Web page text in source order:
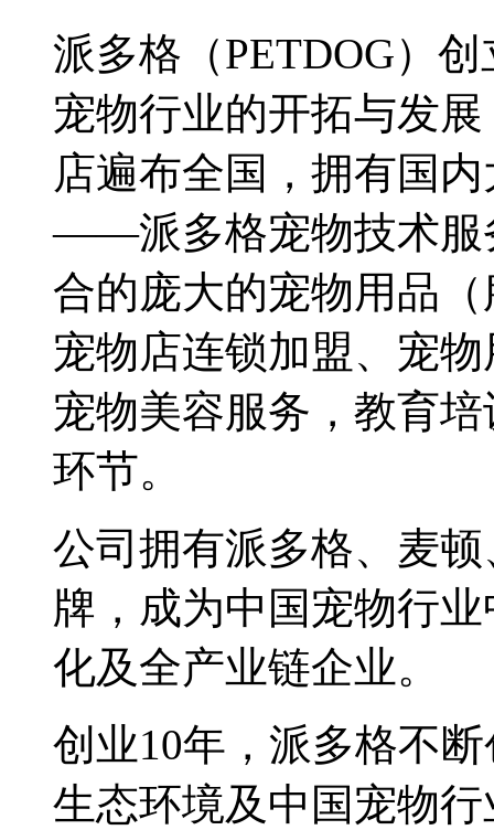
派多格（PETDOG）
宠物行业的开拓与发
店遍布全国，拥有国
——派多格宠物技术服
合的庞大的宠物用品
宠物店连锁加盟、宠
宠物美容服务，教育
环节。
公司拥有派多格、麦
牌，成为中国宠物行
化及全产业链企业。
创业10年，派多格不
生态环境及中国宠物